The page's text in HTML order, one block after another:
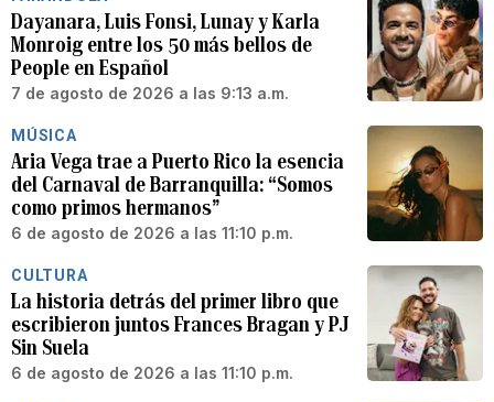
Dayanara, Luis Fonsi, Lunay y Karla
Monroig entre los 50 más bellos de
People en Español
7 de agosto de 2026 a las 9:13 a.m.
MÚSICA
Aria Vega trae a Puerto Rico la esencia
del Carnaval de Barranquilla: “Somos
como primos hermanos”
6 de agosto de 2026 a las 11:10 p.m.
CULTURA
La historia detrás del primer libro que
escribieron juntos Frances Bragan y PJ
Sin Suela
6 de agosto de 2026 a las 11:10 p.m.